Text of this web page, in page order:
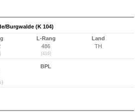
Burgwalde (K 104)
L-Rang
486
(416)
Land
TH
BPL